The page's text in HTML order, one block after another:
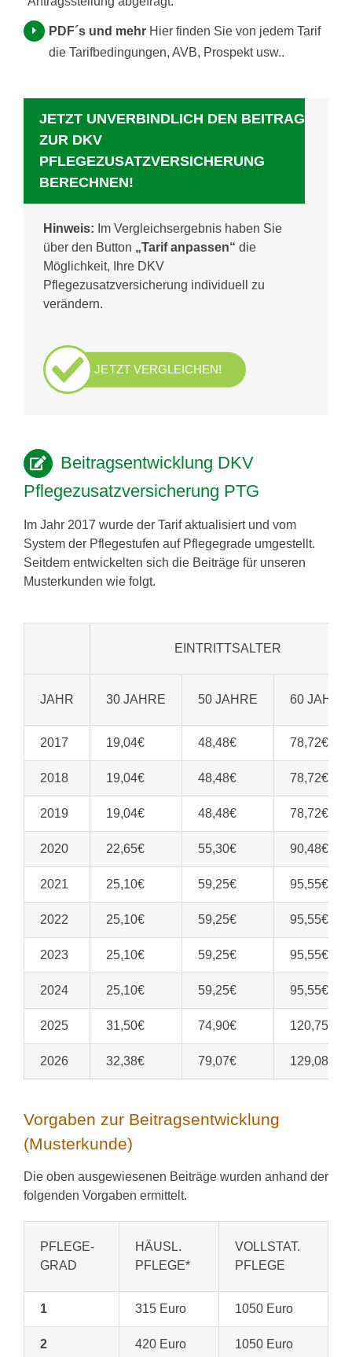
PDF´s und mehr Hier finden Sie von jedem Tarif
die Tarifbedingungen, AVB, Prospekt usw..
JETZT UNVERBINDLICH DEN BEITRAG
ZUR DKV
PFLEGEZUSATZVERSICHERUNG
BERECHNEN!
Hinweis: Im Vergleichsergebnis haben Sie
über den Button „Tarif anpassen“ die
Möglichkeit, Ihre DKV
Pflegezusatzversicherung individuell zu
verändern.
JETZT VERGLEICHEN!
Beitragsentwicklung DKV
Pflegezusatzversicherung PTG
Im Jahr 2017 wurde der Tarif aktualisiert und vom
System der Pflegestufen auf Pflegegrade umgestellt.
Seitdem entwickelten sich die Beiträge für unseren
Musterkunden wie folgt.
EINTRITTSALTER
JAHR 30 JAHRE 50 JAHRE 60 JAHRE
2017 19,04€ 48,48€ 78,72€
2018 19,04€ 48,48€ 78,72€
2019 19,04€ 48,48€ 78,72€
2020 22,65€ 55,30€ 90,48€
2021 25,10€ 59,25€ 95,55€
2022 25,10€ 59,25€ 95,55€
2023 25,10€ 59,25€ 95,55€
2024 25,10€ 59,25€ 95,55€
2025 31,50€ 74,90€ 120,75€
2026 32,38€ 79,07€ 129,08€
Vorgaben zur Beitragsentwicklung
(Musterkunde)
Die oben ausgewiesenen Beiträge wurden anhand der
folgenden Vorgaben ermittelt.
PFLEGE-
GRAD
HÄUSL.
PFLEGE*
VOLLSTAT.
PFLEGE
1 315 Euro 1050 Euro
2 420 Euro 1050 Euro